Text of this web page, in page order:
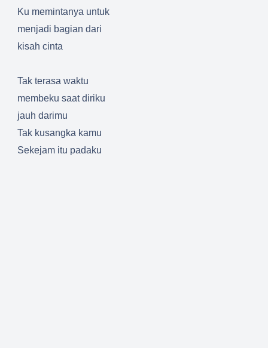
Ku memintanya untuk
menjadi bagian dari
kisah cinta
Tak terasa waktu
membeku saat diriku
jauh darimu
Tak kusangka kamu
Sekejam itu padaku